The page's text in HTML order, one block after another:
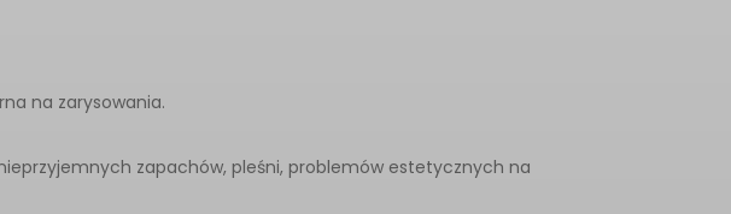
na zarysowania.
zapachów, pleśni, problemów estetycznych na